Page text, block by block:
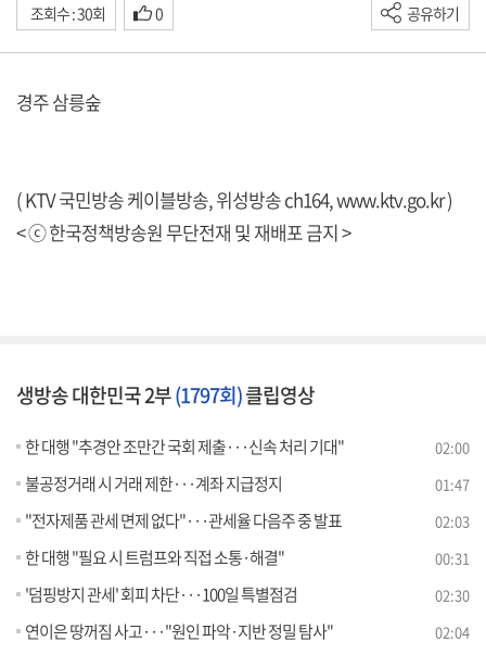
조회수 : 30회 0 공유하기
경주 삼릉숲
( KTV 국민방송 케이블방송, 위성방송 ch164,www.ktv.go.kr)
< ⓒ 한국정책방송원 무단전재 및 재배포 금지 >
생방송 대한민국 2부(1797회)클립영상
한 대행 "추경안 조만간 국회 제출···신속 처리 기대" 02:00
불공정거래 시 거래 제한···계좌 지급정지 01:47
"전자제품 관세 면제 없다"···관세율 다음주 중 발표 02:03
한 대행 "필요 시 트럼프와 직접 소통·해결" 00:31
'덤핑방지 관세' 회피 차단···100일 특별점검 02:30
연이은 땅꺼짐 사고···"원인 파악·지반 정밀 탐사" 02:04